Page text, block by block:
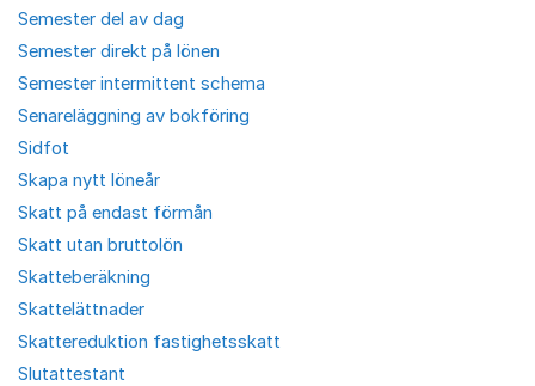
Semester del av dag
Semester direkt på lönen
Semester intermittent schema
Senareläggning av bokföring
Sidfot
Skapa nytt löneår
Skatt på endast förmån
Skatt utan bruttolön
Skatteberäkning
Skattelättnader
Skattereduktion fastighetsskatt
Slutattestant